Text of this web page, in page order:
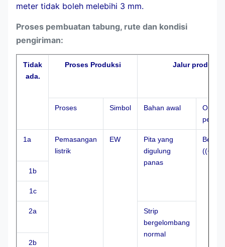
meter tidak boleh melebihi 3 mm.
Proses pembuatan tabung, rute dan kondisi
pengiriman:
Tidak
ada.
Proses Produksi Jalur produksi
Proses Simbol Bahan awal
1a
Pemasangan
listrik
EW
Pita yang
digulung
panas
1b
1c
2a
Strip
bergelombang
normal
2b